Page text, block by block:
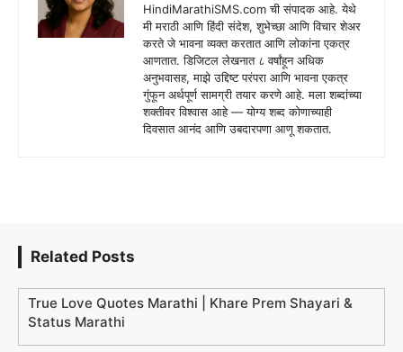
HindiMarathiSMS.com ची संपादक आहे. येथे
मी मराठी आणि हिंदी संदेश, शुभेच्छा आणि विचार शेअर
करते जे भावना व्यक्त करतात आणि लोकांना एकत्र
आणतात. डिजिटल लेखनात ८ वर्षांहून अधिक
अनुभवासह, माझे उद्दिष्ट परंपरा आणि भावना एकत्र
गुंफून अर्थपूर्ण सामग्री तयार करणे आहे. मला शब्दांच्या
शक्तीवर विश्वास आहे — योग्य शब्द कोणाच्याही
दिवसात आनंद आणि उबदारपणा आणू शकतात.
Related Posts
True Love Quotes Marathi | Khare Prem Shayari &
Status Marathi